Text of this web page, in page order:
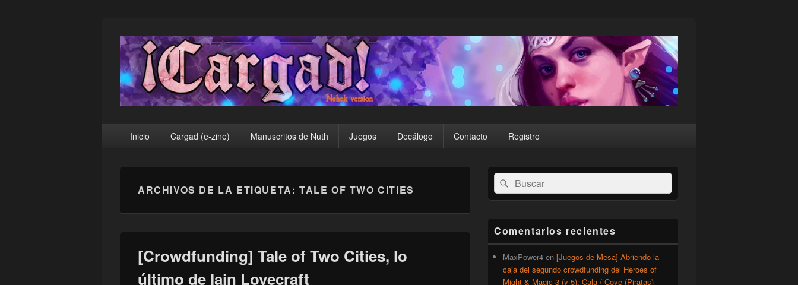
¡Cargad!
principalInicio Cargad (e-zine) Manuscritos de Nuth Juegos Decálogo Contacto Registro
ARCHIVOS DE LA ETIQUETA:TALE OF TWO CITIES
[Crowdfunding] Tale of Two Cities, lo
último de Iain Lovecraft
El
área
de
lateral
primaria
Buscar
por:
Buscar
Comentarios recientes
MaxPower4 en [Juegos de Mesa] Abriendo la
caja del segundo crowdfunding del Heroes of
Might & Magic 3 (y 5): Cala / Cove (Piratas)